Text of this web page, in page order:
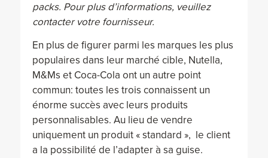
packs. Pour plus d’informations, veuillez
contacter votre fournisseur.
En plus de figurer parmi les marques les plus
populaires dans leur marché cible, Nutella,
M&Ms et Coca-Cola ont un autre point
commun: toutes les trois connaissent un
énorme succès avec leurs produits
personnalisables. Au lieu de vendre
uniquement un produit « standard », le client
a la possibilité de l’adapter à sa guise.